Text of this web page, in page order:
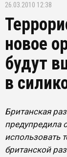
26.03.2010 12:38
новое
будут
в
Британская
предупредила
использовать
британской